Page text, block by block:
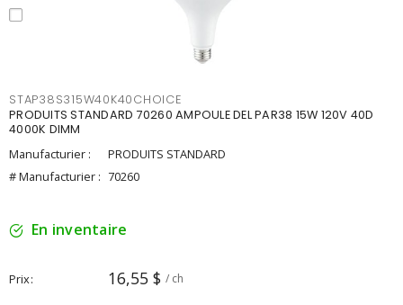
STAP38S315W40K40CHOICE
PRODUITS STANDARD 70260 AMPOULE DEL PAR38 15W 120V 40D
4000K DIMM
Manufacturier :
PRODUITS STANDARD
# Manufacturier : 70260
En inventaire
Prix 16,55 $ / ch